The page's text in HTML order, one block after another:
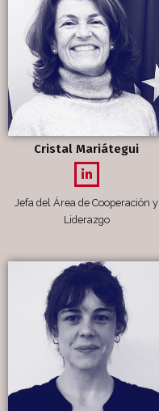
Cristal Mariátegui
Jefa del Área de Cooperación y
Liderazgo